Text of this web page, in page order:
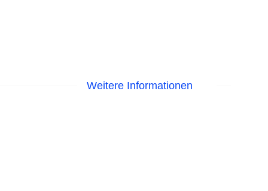
Weitere Informationen